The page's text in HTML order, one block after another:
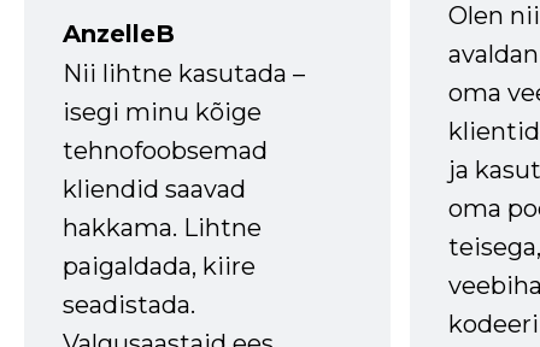
AnzelleB
Nii lihtne kasutada –
isegi minu kõige
tehnofoobsemad
kliendid saavad
hakkama. Lihtne
paigaldada, kiire
seadistada.
Olen
oma
ja
oma